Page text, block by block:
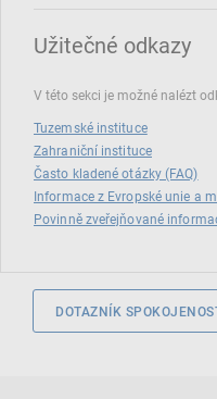
Užitečné odkazy
V této sekci je možné nalézt
Tuzemské instituce
Zahraniční instituce
Často kladené otázky (FAQ)
Informace z Evropské unie a
Povinně zveřejňované
DOTAZNÍK